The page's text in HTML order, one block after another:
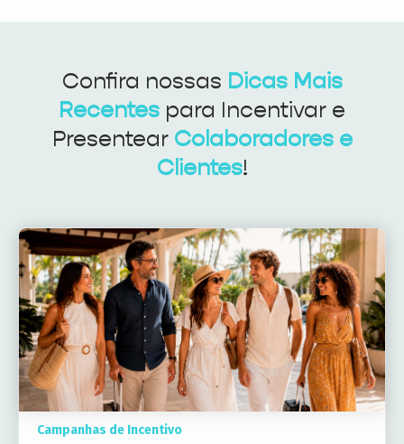
Confira nossas Dicas Mais
Recentes para Incentivar e
Presentear Colaboradores e
Clientes!
Campanhas de Incentivo